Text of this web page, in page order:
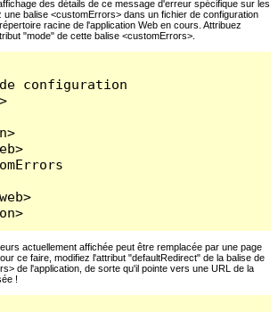
des détails de ce message d'erreur spécifique sur les
balise <customErrors> dans un fichier de configuration
racine de l'application Web en cours. Attribuez
"mode" de cette balise <customErrors>.
configuration
actuellement affichée peut être remplacée par une page
ce faire, modifiez l'attribut "defaultRedirect" de la balise de
de l'application, de sorte qu'il pointe vers une URL de la
!